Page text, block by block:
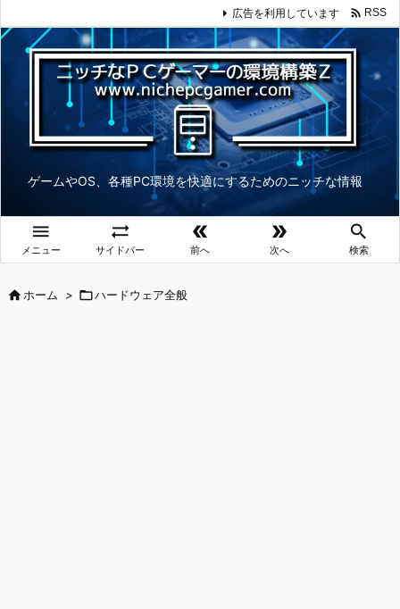
ゲームやOS、各種PC環境を快適にするためのニッチな情報

メニュー

サイドバー

前へ

次へ

検索
広告を利用しています  RSS
ホーム > ハードウェア全般